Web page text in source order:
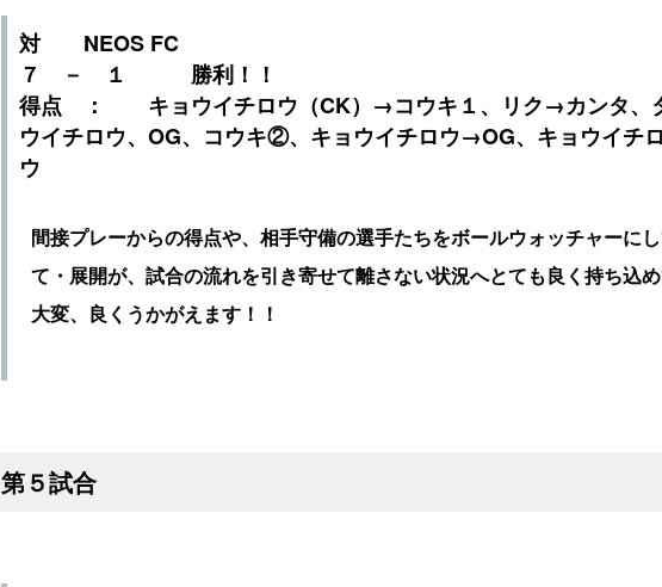
対 NEOS FC
７ － １ 勝利！！
得点 ： キョウイチロウ（CK）→コウキ１、リク→カンタ、
ウイチロウ、OG、コウキ②、キョウイチロウ→OG、キョウイチ
ウ
間接プレーからの得点や、相手守備の選手たちをボールウォッチャーに
て・展開が、試合の流れを引き寄せて離さない状況へとても良く持ち込
大変、良くうかがえます！！
第５試合